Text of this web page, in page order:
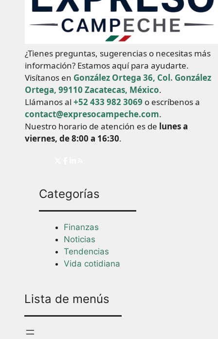
¿Tienes preguntas, sugerencias o necesitas más
información? Estamos aquí para ayudarte.
Visítanos en González Ortega 36, Col. González
Ortega, 99110 Zacatecas, México.
Llámanos al +52 433 982 3069 o escríbenos a
contact@expresocampeche.com.
Nuestro horario de atención es de lunes a
viernes, de 8:00 a 16:30.
Categorías
Finanzas
Noticias
Tendencias
Vida cotidiana
Lista de menús